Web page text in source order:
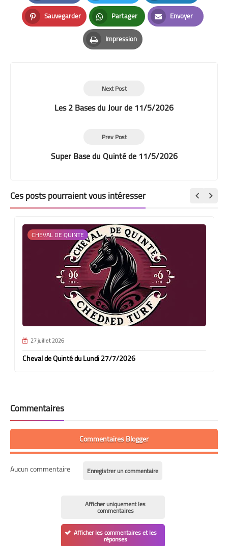
Facebook Twitter LinkedIn
Sauvegarder
Pinterest
Partager
Whatsapp
Envoyer
Email
Impression
Print
Next Post
Les 2 Bases du Jour de 11/5/2026
Prev Post
Super Base du Quinté de 11/5/2026
Ces posts pourraient vous intéresser
CHEVAL DE QUINTE
27 juillet 2026
Cheval de Quinté du Lundi 27/7/2026
Commentaires
Commentaires Blogger
Aucun commentaire Enregistrer un commentaire
Afficher uniquement les
commentaires
Afficher les commentaires et les
réponses